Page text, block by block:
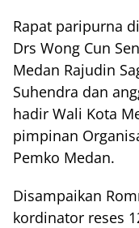
Rapat paripurna
Drs Wong Cun
Medan Rajudin
Suhendra dan
hadir Wali Kota
pimpinan
Pemko Medan.
Disampaikan
kordinator reses